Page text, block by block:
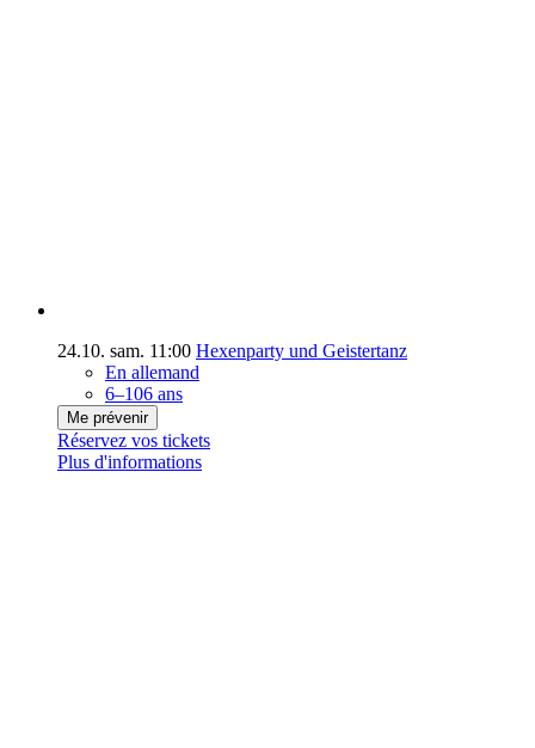
24.10. sam. 11:00 Hexenparty und Geistertanz
En allemand
6–106 ans
Me prévenir
Réservez vos tickets
Plus d'informations